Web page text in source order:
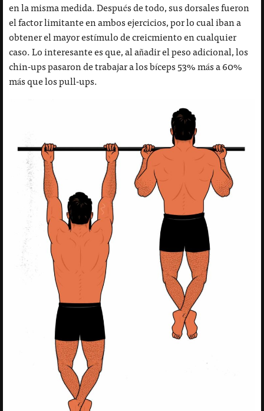
en la misma medida. Después de todo, sus dorsales fueron
el factor limitante en ambos ejercicios, por lo cual iban a
obtener el mayor estímulo de creicmiento en cualquier
caso. Lo interesante es que, al añadir el peso adicional, los
chin-ups pasaron de trabajar a los bíceps 53% más a 60%
más que los pull-ups.